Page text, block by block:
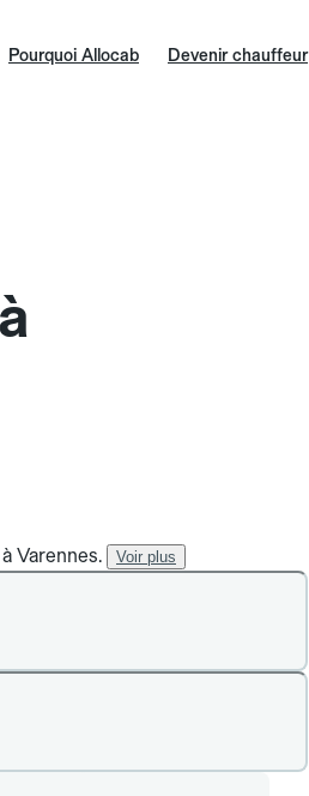
Pourquoi Allocab Devenir chauffeur
Varennes. Voir plus